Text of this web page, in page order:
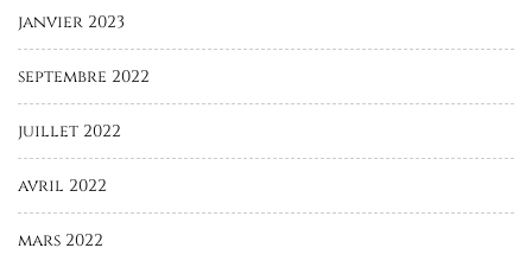
janvier 2023
septembre 2022
juillet 2022
avril 2022
mars 2022